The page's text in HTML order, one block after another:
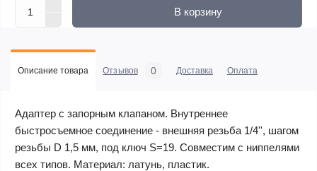
В корзину
Описание товара Отзывов 0 Доставка Оплата
Адаптер с запорным клапаном. Внутреннее
быстросъемное соединение - внешняя резьба 1/4'', шагом
резьбы D 1,5 мм, под ключ S=19. Совместим с ниппелями
всех типов. Материал: латунь, пластик.